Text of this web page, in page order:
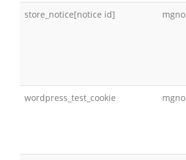
store_notice[notice id]
wordpress_test_cookie